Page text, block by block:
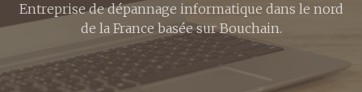
Entreprise de dépannage informatique dans le nord
de la France basée sur Bouchain.